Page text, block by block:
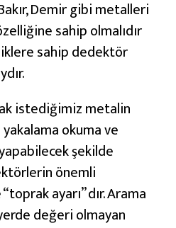
Demir gibi metalleri
sahip olmalıdır
sahip dedektör
istediğimiz metalin
okuma ve
şekilde
önemli
ayarı” dır. Arama
değeri olmayan